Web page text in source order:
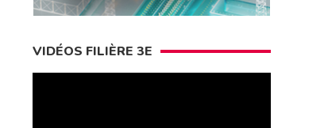
VIDÉOS FILIÈRE 3E